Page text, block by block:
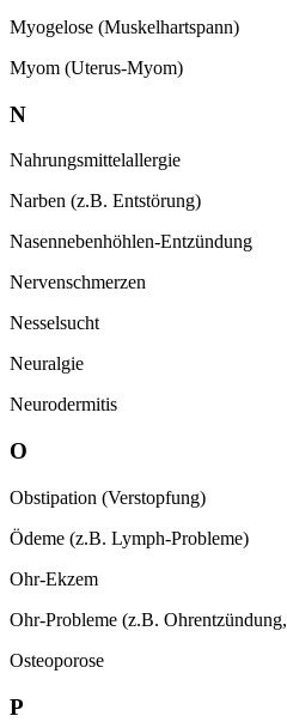
Myogelose (Muskelhartspann)
Myom (Uterus-Myom)
N
Nahrungsmittelallergie
Narben (z.B. Entstörung)
Nasennebenhöhlen-Entzündung
Nervenschmerzen
Nesselsucht
Neuralgie
Neurodermitis
O
Obstipation (Verstopfung)
Ödeme (z.B. Lymph-Probleme)
Ohr-Ekzem
Ohr-Probleme (z.B. Ohrentzündung,
Osteoporose
P